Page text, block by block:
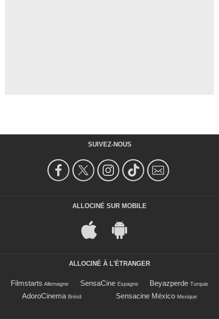
SUIVEZ-NOUS
ALLOCINÉ SUR MOBILE
ALLOCINÉ À L'ÉTRANGER
Filmstarts Allemagne SensaCine Espagne Beyazperde Turquie
AdoroCinema Brésil Sensacine México Mexique